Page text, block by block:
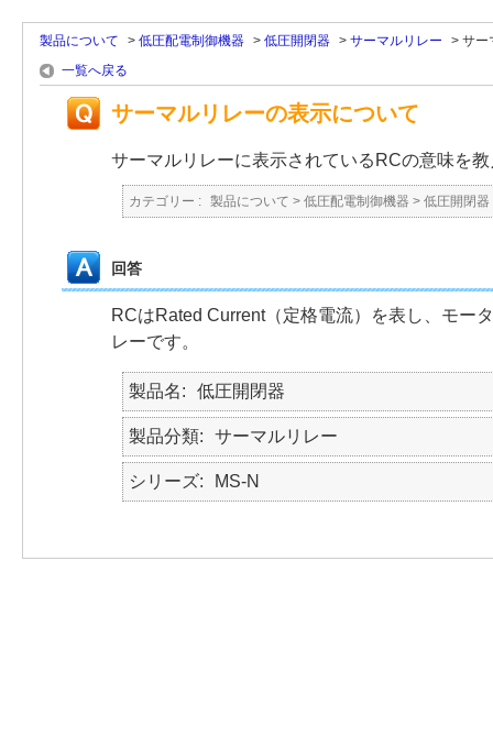
製品について > 低圧配電制御機器 > 低圧開閉器 > サーマルリレー > サー
一覧へ戻る
サーマルリレーの表示について
サーマルリレーに表示されているRCの意味を
カテゴリー : 製品について > 低圧配電制御機器 > 低圧開閉器
回答
RCはRated Current（定格電流）を表し、モー
レーです。
製品名 低圧開閉器
製品分類 サーマルリレー
シリーズ MS-N